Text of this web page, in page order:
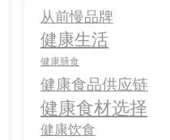
从前慢品牌
健康生活
健康膳食
健康食品供应链
健康食材选择
健康饮食